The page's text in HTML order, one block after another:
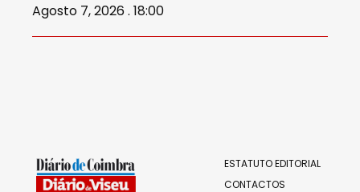
Agosto 7, 2026 . 18:00
ESTATUTO EDITORIAL
CONTACTOS